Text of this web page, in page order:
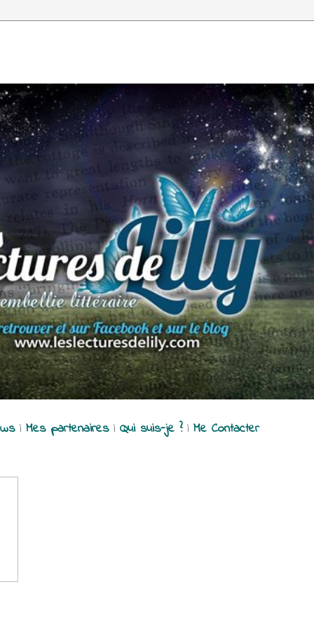
| Mes partenaires| Qui suis-je ?| Me Contacter